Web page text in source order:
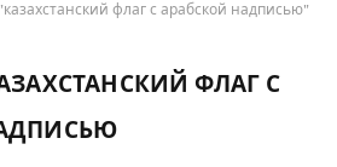
флаг с арабской надписью"
ФЛАГ С